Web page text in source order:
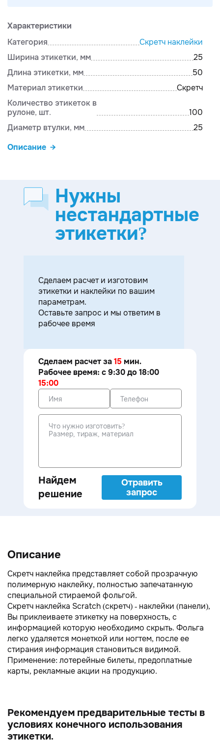
Характеристики
Категория
Скретч наклейки
Ширина этикетки, мм
25
Длина этикетки, мм
50
Материал этикетки
Скретч
Количество этикеток в
рулоне, шт.
100
Диаметр втулки, мм
25
Описание
Нужны
нестандартные
этикетки?
Cделаем расчет и изготовим
этикетки и наклейки по вашим
параметрам.
Оставьте запрос и мы ответим в
рабочее время
Сделаем расчет за15 мин.
Рабочее время: с 9:30 до 18:00
15:00
Найдем
решение
Отравить
запрос
Описание
Скретч наклейка представляет собой прозрачную
полимерную наклейку, полностью запечатанную
специальной стираемой фольгой.
Скретч наклейка Scratch (cкретч) - наклейки (панели),
Вы приклеиваете этикетку на поверхность, с
информацией которую необходимо скрыть. Фольга
легко удаляется монеткой или ногтем, после ее
стирания информация становиться видимой.
Применение: лотерейные билеты, предоплатные
карты, рекламные акции на продукцию.
Рекомендуем предварительные тесты в
условиях конечного использования
этикетки.